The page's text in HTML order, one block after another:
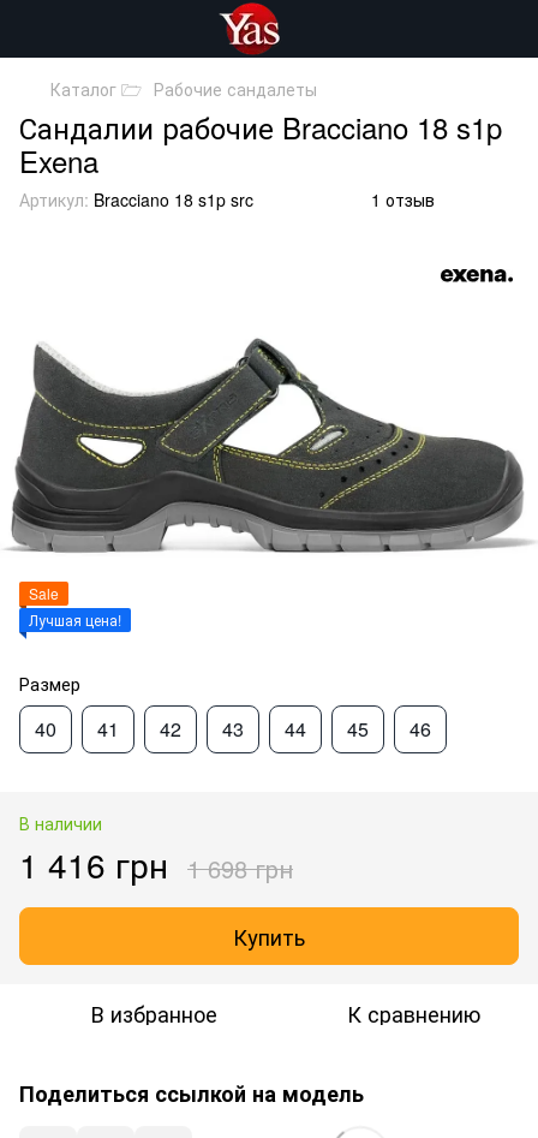
Каталог 🗁 Рабочие сандалеты
Сандалии рабочие Bracciano 18 s1p
Exena
Артикул: Bracciano 18 s1p src 1 отзыв
Sale
Лучшая цена!
Размер
40 41 42 43 44 45 46
В наличии
1 416 грн 1 698 грн
Купить
В избранное К сравнению
Поделиться ссылкой на модель